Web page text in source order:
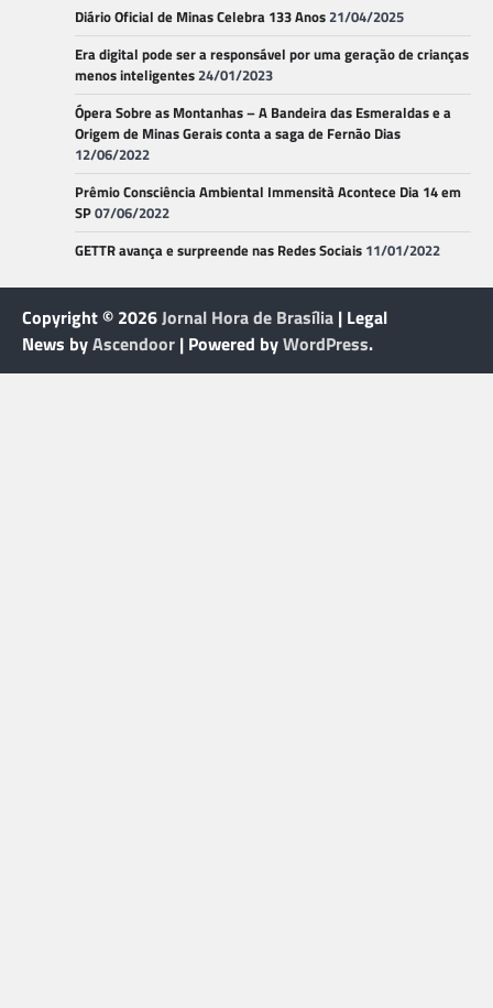
Diário Oficial de Minas Celebra 133 Anos21/04/2025
Era digital pode ser a responsável por uma geração de crianças
menos inteligentes24/01/2023
Ópera Sobre as Montanhas – A Bandeira das Esmeraldas e a
Origem de Minas Gerais conta a saga de Fernão Dias
12/06/2022
Prêmio Consciência Ambiental Immensità Acontece Dia 14 em
SP07/06/2022
GETTR avança e surpreende nas Redes Sociais 11/01/2022
Copyright © 2026Jornal Hora de Brasília | Legal
News byAscendoor | Powered byWordPress.